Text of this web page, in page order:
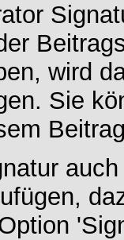
wird
Sie